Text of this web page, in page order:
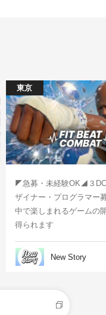
東京
◤急募・未経験OK◢３
ザイナー・プログラマー
中で楽しまれるゲームの
得られます
New Story